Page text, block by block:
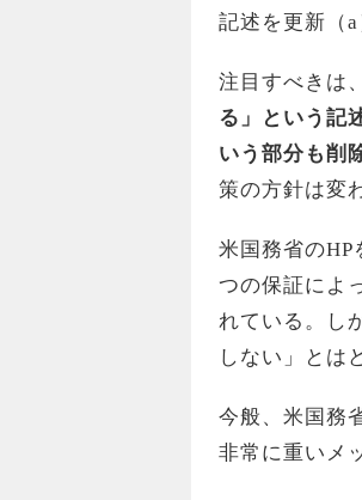
記述を更新（a
注目すべきは
る」という記
いう部分も削
策の方針は変
米国務省のHP
つの保証によ
れている。し
しない」とは
今般、米国務
非常に重いメ